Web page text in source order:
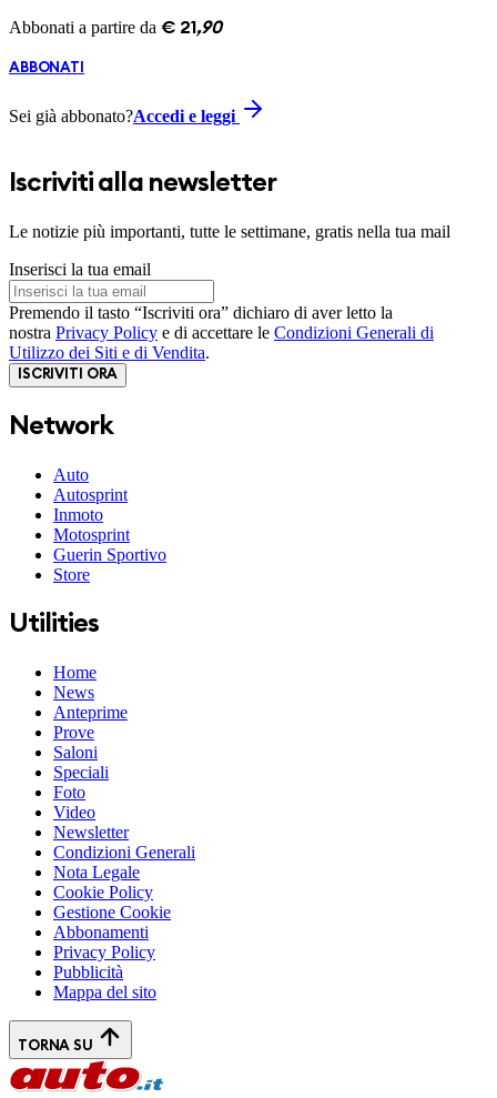
Abbonati a partire da € 21 ,90
ABBONATI
Sei già abbonato?Accedi e leggi
Iscriviti alla newsletter
Le notizie più importanti, tutte le settimane, gratis nella tua mail
Inserisci la tua email
Premendo il tasto “Iscriviti ora” dichiaro di aver letto la
nostra Privacy Policy e di accettare le Condizioni Generali di
Utilizzo dei Siti e di Vendita.
ISCRIVITI ORA
Network
Auto
Autosprint
Inmoto
Motosprint
Guerin Sportivo
Store
Utilities
Home
News
Anteprime
Prove
Saloni
Speciali
Foto
Video
Newsletter
Condizioni Generali
Nota Legale
Cookie Policy
Gestione Cookie
Abbonamenti
Privacy Policy
Pubblicità
Mappa del sito
TORNA SU